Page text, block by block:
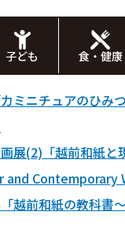
子ども 食・健康
ミニチュアのひみつ
展(2)「越前和紙と
and
越前和紙の教科書